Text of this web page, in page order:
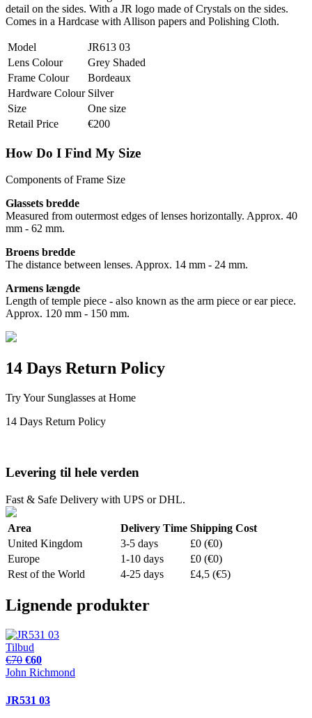
detail on the sides. With a JR logo made of Crystals on the sides.
Comes in a Hardcase with Allison papers and Polishing Cloth.
Model
JR613 03
Lens Colour
Grey Shaded
Frame Colour
Bordeaux
Hardware Colour Silver
Size
One size
Retail Price
€200
How Do I Find My Size
Components of Frame Size
Glassets bredde
Measured from outermost edges of lenses horizontally. Approx. 40
mm - 62 mm.
Broens bredde
The distance between lenses. Approx. 14 mm - 24 mm.
Armens længde
Length of temple piece - also known as the arm piece or ear piece.
Approx. 120 mm - 150 mm.
14 Days Return Policy
Try Your Sunglasses at Home
14 Days Return Policy
Levering til hele verden
Fast & Safe Delivery with UPS or DHL.
Area Delivery Time Shipping Cost
United Kingdom
3-5 days
£0 (€0)
Europe
1-10 days
£0 (€0)
Rest of the World
4-25 days £4,5 (€5)
Lignende produkter
Tilbud
€70 €60
John Richmond
JR531 03